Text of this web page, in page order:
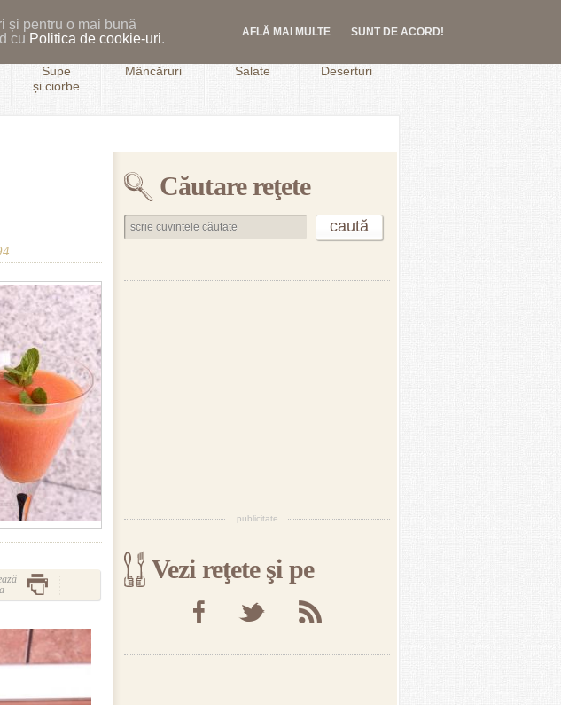
și pentru o mai bună
cu Politica de cookie-uri. AFLĂ MAI MULTE SUNT DE ACORD!
Supe
și ciorbe
Mâncăruri Salate Deserturi
Căutare reţete
publicitate
Vezi reţete şi pe